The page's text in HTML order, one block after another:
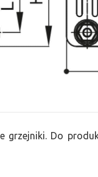
grzejniki. Do